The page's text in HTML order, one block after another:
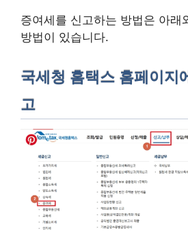
증여세를 신고하는 방법은 아래
방법이 있습니다.
국세청 홈택스 홈페이지
고